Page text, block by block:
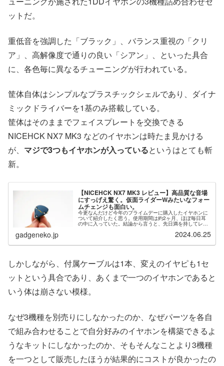
ットだ。
重低音を強調した「ブラック」、バランス重視の「クリ
ア」、高解像度で通りの良い「シアン」、といった具合
に、各色毎に異なるチューニングが行われている。
筐体自体はシンプルなプラスチックシェルであり、ダイナ
ミックドライバーを1基のみ搭載している。
筐体はそのままでフェイスプレートを交換できる
NICEHCK NX7 MK3 などのイヤホンは時たま見かける
が、 マジで3つもイヤホンが入っているというはとても斬
新。
【NICEHCK NX7 MK3 レビュー】高品質な音場
にすっげえ驚く。仮面ライダーWみたいなフォー
ムチェンジも面白い。
今更なんだけど今年のプライムデーに購入したイヤホンに
ついて紹介したく思う。使用期間は約2ヶ月、ほぼ毎日耳
の中に入っていた。結論から言うと、先日満を持してレビ
ューしたKZ ZASより気に入っている。ていうか傾向が全
gadgeneko.jp 2024.06.25
しかしながら、付属ケーブルは1本、変えのイヤピも1セ
ットという具合であり、あくまで一つのイヤホンであると
いう体は崩さない模様。
なぜ3機種を別売りにしなかったのか、なぜパーツを各自
で組み合わせることで自分好みのイヤホンを構築できるよ
うなキットにしなかったのか、そもそんなことより3機種
を一つとして販売したほうが結果的にコストが良かったの